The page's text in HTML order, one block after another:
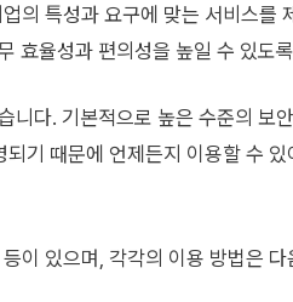
의 특성과 요구에 맞는 서비스를
효율성과 편의성을 높일 수 있도
다. 기본적으로 높은 수준의 보
기 때문에 언제든지 이용할 수
이 있으며, 각각의 이용 방법은 다